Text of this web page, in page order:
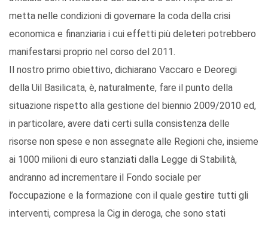
metta nelle condizioni di governare la coda della crisi
economica e finanziaria i cui effetti più deleteri potrebbero
manifestarsi proprio nel corso del 2011.
Il nostro primo obiettivo, dichiarano Vaccaro e Deoregi
della Uil Basilicata, è, naturalmente, fare il punto della
situazione rispetto alla gestione del biennio 2009/2010 ed,
in particolare, avere dati certi sulla consistenza delle
risorse non spese e non assegnate alle Regioni che, insieme
ai 1000 milioni di euro stanziati dalla Legge di Stabilità,
andranno ad incrementare il Fondo sociale per
l’occupazione e la formazione con il quale gestire tutti gli
interventi, compresa la Cig in deroga, che sono stati